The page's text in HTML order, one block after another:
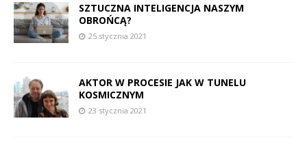
SZTUCZNA INTELIGENCJA NASZYM
OBROŃCĄ?
25 stycznia 2021
AKTOR W PROCESIE JAK W TUNELU
KOSMICZNYM
23 stycznia 2021